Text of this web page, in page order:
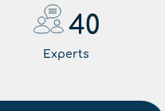
40
Experts